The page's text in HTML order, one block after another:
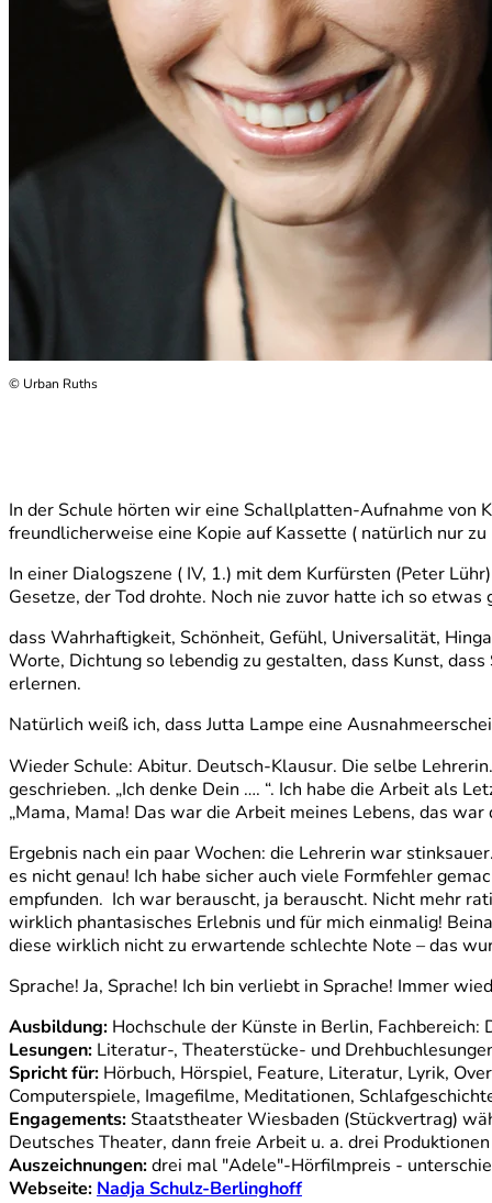
© Urban Ruths
In der Schule hörten wir eine Schallplatten-Aufnahme von
freundlicherweise eine Kopie auf Kassette ( natürlich nur
In einer Dialogszene ( IV, 1.) mit dem Kurfürsten (Peter
Gesetze, der Tod drohte. Noch nie zuvor hatte ich so
dass Wahrhaftigkeit, Schönheit, Gefühl, Universalität,
Worte, Dichtung so lebendig zu gestalten, dass Kunst,
erlernen.
Natürlich weiß ich, dass Jutta Lampe eine
Wieder Schule: Abitur. Deutsch-Klausur. Die selbe
geschrieben. „Ich denke Dein …. “. Ich habe die Arbeit als
„Mama, Mama! Das war die Arbeit meines Lebens, das
Ergebnis nach ein paar Wochen: die Lehrerin war
es nicht genau! Ich habe sicher auch viele Formfehler
empfunden. Ich war berauscht, ja berauscht. Nicht mehr
wirklich phantasisches Erlebnis und für mich einmalig!
diese wirklich nicht zu erwartende schlechte Note – das
Sprache! Ja, Sprache! Ich bin verliebt in Sprache! Immer
Ausbildung: Hochschule der Künste in Berlin, Fachbereich:
Lesungen: Literatur-, Theaterstücke- und
Spricht für: Hörbuch, Hörspiel, Feature, Literatur, Lyrik,
Computerspiele, Imagefilme, Meditationen,
Engagements:Staatstheater Wiesbaden (Stückvertrag)
Deutsches Theater, dann freie Arbeit u. a. drei
Auszeichnungen:drei mal "Adele"-Hörfilmpreis -
Webseite: Nadja Schulz-Berlinghoff